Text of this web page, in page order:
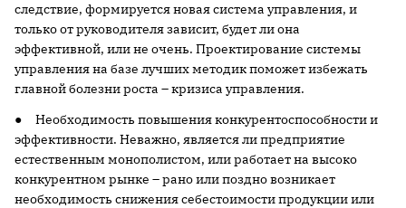
следствие, формируется новая система управления, и
только от руководителя зависит, будет ли она
эффективной, или не очень. Проектирование системы
управления на базе лучших методик поможет избежать
главной болезни роста – кризиса управления.
● Необходимость повышения конкурентоспособности и
эффективности. Неважно, является ли предприятие
естественным монополистом, или работает на высоко
конкурентном рынке – рано или поздно возникает
необходимость снижения себестоимости продукции или